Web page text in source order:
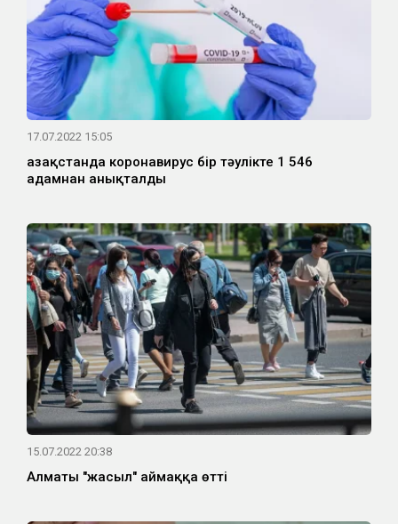
17.07.2022 15:05
Қазақстанда коронавирус бір тәулікте 1 546
адамнан анықталды
15.07.2022 20:38
Алматы "жасыл" аймаққа өтті